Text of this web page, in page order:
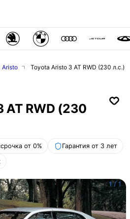
Aristo Toyota Aristo 3 AT RWD (230 л.с.)
AT RWD (230
от 0% Гарантия от 3 лет
1 / 1